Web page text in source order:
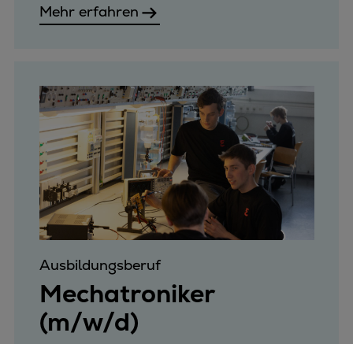
Mehr erfahren
Ausbildungsberuf
Mechatroniker
(m/w/d)